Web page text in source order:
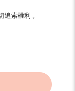
索權利 。